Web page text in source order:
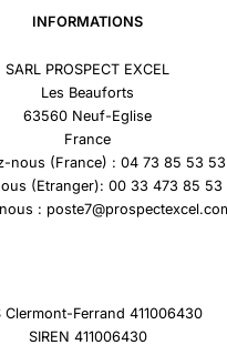
INFORMATIONS
SARL PROSPECT EXCEL
Les Beauforts
63560 Neuf-Eglise
France
nous (France) : 04 73 85 53 53
(Etranger): 00 33 473 85 53
:
Clermont-Ferrand 411006430
SIREN 411006430